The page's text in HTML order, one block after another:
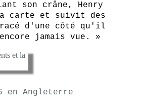
son crâne, Henry
carte et suivit des
d'une côté qu'il
jamais vue. »
en Angleterre